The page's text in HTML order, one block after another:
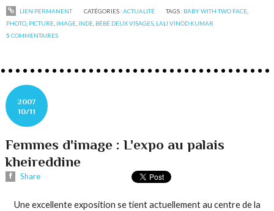
LIEN PERMANENT CATÉGORIES :ACTUALITÉ TAGS : BABY WITH TWO FACE,
PHOTO PICTURE IMAGE INDE BÉBÉ DEUX VISAGES LALI VINOD KUMAR
5 COMMENTAIRES
2007
10/11
Femmes d'image : L'expo au palais
kheireddine
Share
Une excellente exposition se tient actuellement au centre de la